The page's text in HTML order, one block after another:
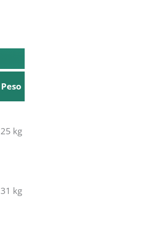
Peso
25 kg
31 kg